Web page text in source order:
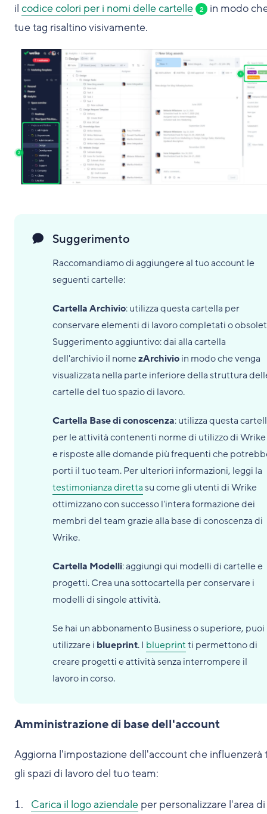
il codice colori per i nomi delle cartelle 2
in modo
tue tag risaltino visivamente.
Suggerimento
Raccomandiamo di aggiungere al tuo account le
seguenti cartelle:
Cartella Archivio: utilizza questa cartella per
conservare elementi di lavoro completati o
Suggerimento aggiuntivo: dai alla cartella
dell'archivio il nomezArchivioin modo che venga
visualizzata nella parte inferiore della struttura
cartelle del tuo spazio di lavoro.
Cartella Base di conoscenza: utilizza questa
per le attività contenenti norme di utilizzo di Wrike
e risposte alle domande più frequenti che
porti il tuo team. Per ulteriori informazioni, leggi la
testimonianza direttasu come gli utenti di Wrike
ottimizzano con successo l'intera formazione dei
membri del team grazie alla base di conoscenza di
Wrike.
Cartella Modelli: aggiungi qui modelli di cartelle e
progetti. Crea una sottocartella per conservare i
modelli di singole attività.
Se hai un abbonamento Business o superiore, puoi
utilizzare i blueprint. I blueprintti permettono di
creare progetti e attività senza interrompere il
lavoro in corso.
Amministrazione di base dell'account
Aggiorna l'impostazione dell'account che influenzerà
gli spazi di lavoro del tuo team:
Carica il logo aziendale per personalizzare l'area di